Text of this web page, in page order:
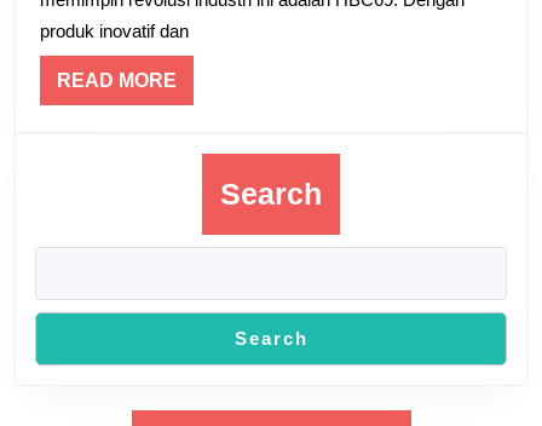
produk inovatif dan
READ MORE
MORE
Search
Search